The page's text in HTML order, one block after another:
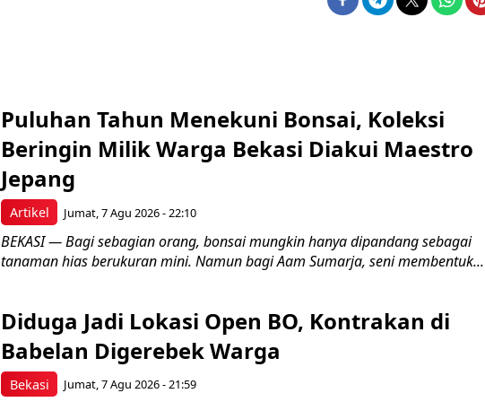
Artikel
Puluhan Tahun Menekuni Bonsai, Koleksi
Beringin Milik Warga Bekasi Diakui Maestro
Jepang
Jumat, 7 Agu 2026 - 22:10
BEKASI — Bagi sebagian orang, bonsai mungkin hanya dipandang sebagai
tanaman hias berukuran mini. Namun bagi Aam Sumarja, seni membentuk...
Bekasi
Diduga Jadi Lokasi Open BO, Kontrakan di
Babelan Digerebek Warga
Jumat, 7 Agu 2026 - 21:59